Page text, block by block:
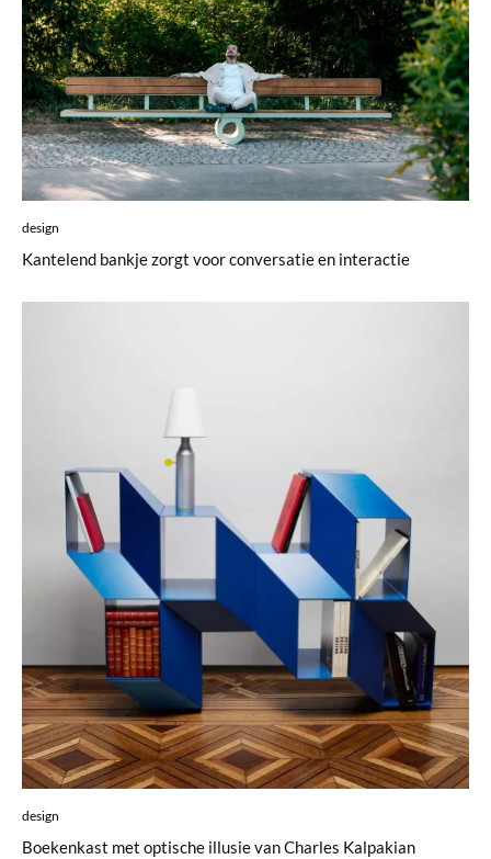
design
Kantelend bankje zorgt voor conversatie en interactie
design
Boekenkast met optische illusie van Charles Kalpakian